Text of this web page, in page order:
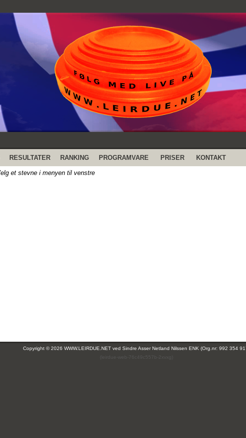
RESULTATER RANKING PROGRAMVARE PRISER KONTAKT
et stevne i menyen til venstre
Copyright © 2026 WWW.LEIRDUE.NET ved Sindre Asser Netland Nilssen ENK (Org.nr: 992 354
(leirdue-web-76c49c557b-2xvxg)